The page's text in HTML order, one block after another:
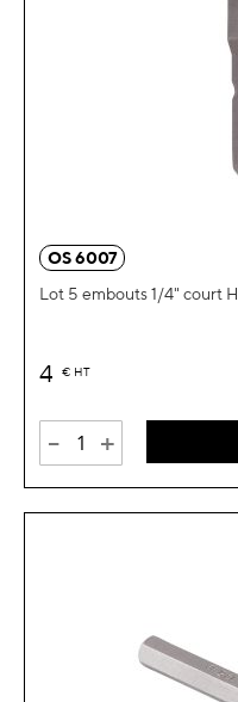
OS 6007
Lot 5 embouts 1/4" court
4 € HT
- +